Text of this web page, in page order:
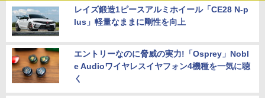
レイズ鍛造1ピースアルミホイール「CE28 N-p
lus」軽量なままに剛性を向上
エントリーなのに脅威の実力!「Osprey」Nobl
e Audioワイヤレスイヤフォン4機種を一気に聴
く